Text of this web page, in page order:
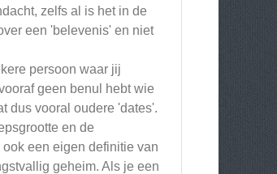
zelfs al is het in de
een 'belevenis' en niet
persoon waar jij
geen benul hebt wie
dus vooral oudere 'dates'.
en de
een eigen definitie van
geheim. Als je een